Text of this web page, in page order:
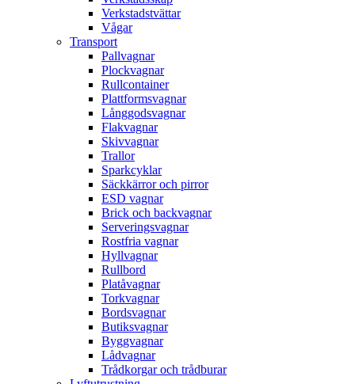
Verkstadstvättar
Vågar
Transport
Pallvagnar
Plockvagnar
Rullcontainer
Plattformsvagnar
Långgodsvagnar
Flakvagnar
Skivvagnar
Trallor
Sparkcyklar
Säckkärror och pirror
ESD vagnar
Brick och backvagnar
Serveringsvagnar
Rostfria vagnar
Hyllvagnar
Rullbord
Platåvagnar
Torkvagnar
Bordsvagnar
Butiksvagnar
Byggvagnar
Lådvagnar
Trådkorgar och trådburar